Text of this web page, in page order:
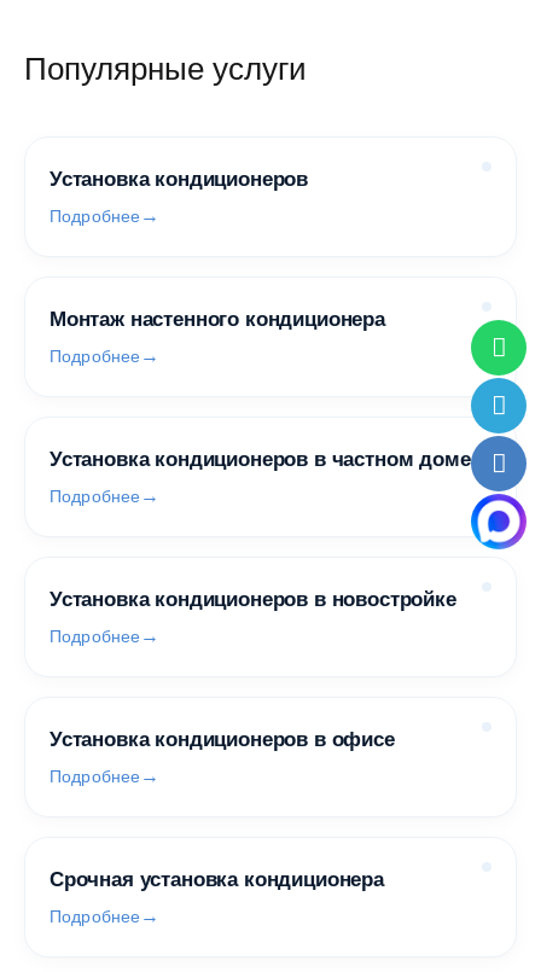
Популярные услуги
Установка кондиционеров
Подробнее
Монтаж настенного кондиционера
Подробнее
Установка кондиционеров в частном доме
Подробнее
Установка кондиционеров в новостройке
Подробнее
Установка кондиционеров в офисе
Подробнее
Срочная установка кондиционера
Подробнее